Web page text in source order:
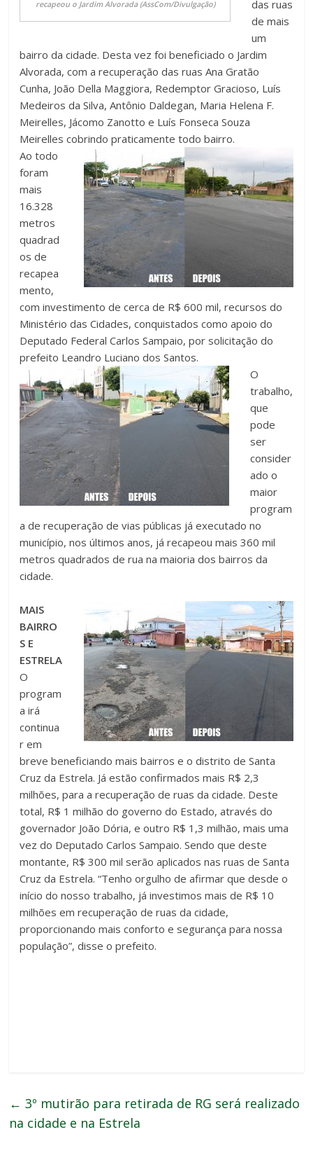
recapeou o Jardim Alvorada (AssCom/Divulgação)
das ruas
de mais
um
bairro da cidade. Desta vez foi beneficiado o Jardim
Alvorada, com a recuperação das ruas Ana Gratão
Cunha, João Della Maggiora, Redemptor Gracioso, Luís
Medeiros da Silva, Antônio Daldegan, Maria Helena F.
Meirelles, Jácomo Zanotto e Luís Fonseca Souza
Meirelles cobrindo praticamente todo bairro.
Ao todo
foram
mais
16.328
metros
quadrad
os de
recapea
mento,
com investimento de cerca de R$ 600 mil, recursos do
Ministério das Cidades, conquistados como apoio do
Deputado Federal Carlos Sampaio, por solicitação do
prefeito Leandro Luciano dos Santos.
O
trabalho,
que
pode
ser
consider
ado o
maior
program
a de recuperação de vias públicas já executado no
município, nos últimos anos, já recapeou mais 360 mil
metros quadrados de rua na maioria dos bairros da
cidade.
MAIS
BAIRRO
S E
ESTRELA
O
program
a irá
continua
r em
breve beneficiando mais bairros e o distrito de Santa
Cruz da Estrela. Já estão confirmados mais R$ 2,3
milhões, para a recuperação de ruas da cidade. Deste
total, R$ 1 milhão do governo do Estado, através do
governador João Dória, e outro R$ 1,3 milhão, mais uma
vez do Deputado Carlos Sampaio. Sendo que deste
montante, R$ 300 mil serão aplicados nas ruas de Santa
Cruz da Estrela. “Tenho orgulho de afirmar que desde o
início do nosso trabalho, já investimos mais de R$ 10
milhões em recuperação de ruas da cidade,
proporcionando mais conforto e segurança para nossa
população”, disse o prefeito.
← 3º mutirão para retirada de RG será realizado
na cidade e na Estrela